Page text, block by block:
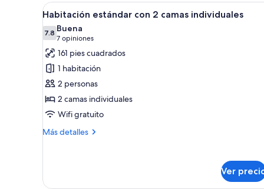
Abrir
todas
las
fotos
de
Habitación
estándar
con
2
camas
Un dormitorio moderno con
5
Habitación estándar con 2 camas individuales
7.87.8 de 10
Buena
7 opiniones
(7
opiniones)
161 pies cuadrados
1 habitación
2 personas
2 camas individuales
Wifi gratuito
Más detalles
Más
con
Ver